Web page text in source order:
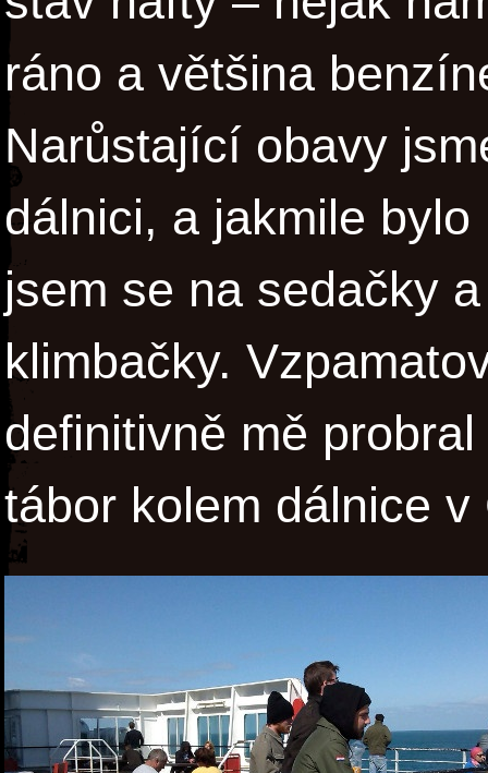
ráno a většina
Narůstající obavy
dálnici, a jakmile
jsem se na sedačky
klimbačky.
definitivně mě
tábor kolem dálnice